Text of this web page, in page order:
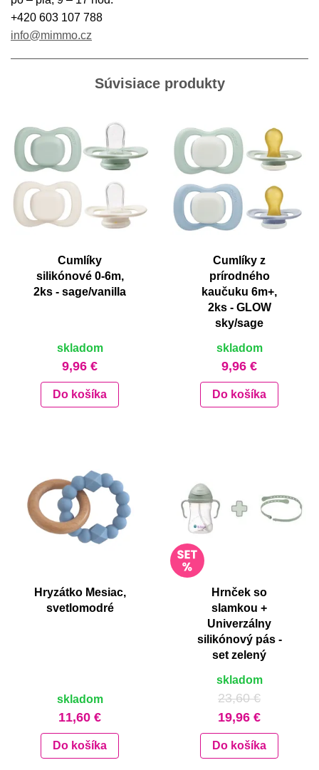
+420 603 107 788
info@mimmo.cz
Súvisiace produkty
Cumlíky
silikónové 0-6m,
2ks - sage/vanilla
skladom
9,96 €
Do košíka
Cumlíky z
prírodného
kaučuku 6m+,
2ks - GLOW
sky/sage
skladom
9,96 €
Do košíka
Hryzátko Mesiac,
svetlomodré
skladom
11,60 €
Do košíka
Hrnček so
slamkou +
Univerzálny
silikónový pás -
set zelený
skladom
23,60 €
19,96 €
Do košíka